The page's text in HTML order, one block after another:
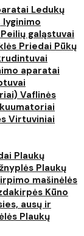
Ledukų
lyginimo
Peilių galąstuvai
Priedai Pūkų
aparatai
Vaflinės
Virtuviniai
Plaukų
Plaukų
mašinėlės
Kūno
ausų ir
Plaukų